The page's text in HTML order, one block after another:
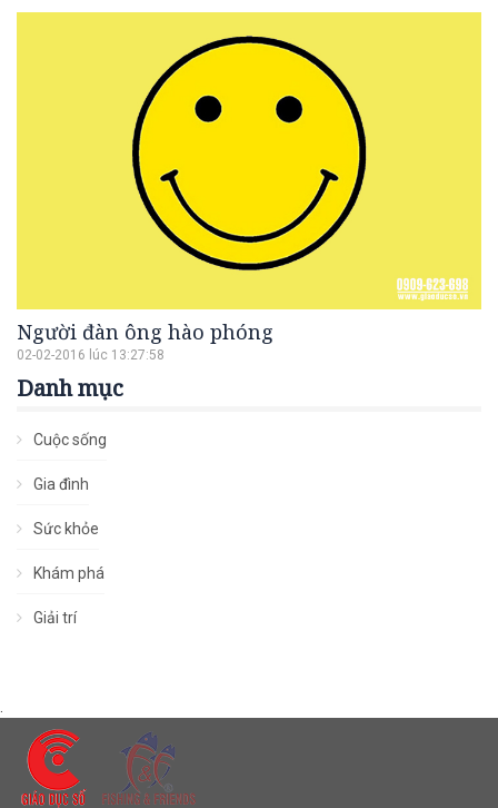
Người đàn ông hào phóng
02-02-2016 lúc 13:27:58
Danh mục
Cuộc sống
Gia đình
Sức khỏe
Khám phá
Giải trí
.